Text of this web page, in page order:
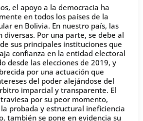
el apoyo a la democracia ha
en todos los países de la
en Bolivia. En nuestro país, las
diversas. Por una parte, se debe al
sus principales instituciones que
confianza en la entidad electoral
desde las elecciones de 2019, y
por una actuación que
del poder alejándose del
imparcial y transparente. El
por su peor momento,
probada y estructural ineficiencia
también se pone en evidencia su